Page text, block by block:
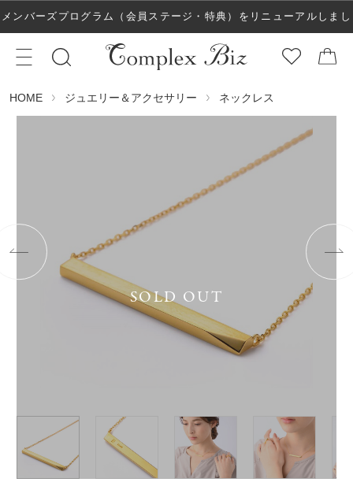
メンバーズプログラム（会員ステージ・特典）をリニューアルしまし
た！
HOME ジュエリー＆アクセサリー ネックレス
SOLD OUT